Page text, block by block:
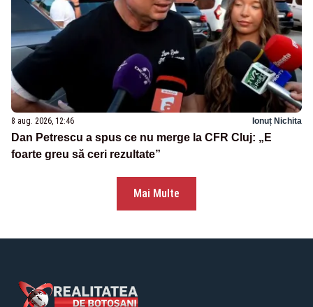
8 aug. 2026, 12:46 Ionuț Nichita
Dan Petrescu a spus ce nu merge la CFR Cluj: „E
foarte greu să ceri rezultate”
Mai Multe